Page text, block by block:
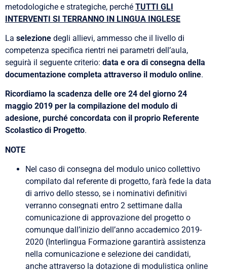
metodologiche e strategiche, perché TUTTI GLI
INTERVENTI SI TERRANNO IN LINGUA INGLESE
La selezione degli allievi, ammesso che il livello di
competenza specifica rientri nei parametri dell’aula,
seguirà il seguente criterio: data e ora di consegna della
documentazione completa attraverso il modulo online.
Ricordiamo la scadenza delle ore 24 del giorno 24
maggio 2019 per la compilazione del modulo di
adesione, purché concordata con il proprio Referente
Scolastico di Progetto.
NOTE
Nel caso di consegna del modulo unico collettivo
compilato dal referente di progetto, farà fede la data
di arrivo dello stesso, se i nominativi definitivi
verranno consegnati entro 2 settimane dalla
comunicazione di approvazione del progetto o
comunque dall’inizio dell’anno accademico 2019-
2020 (Interlingua Formazione garantirà assistenza
nella comunicazione e selezione dei candidati,
anche attraverso la dotazione di modulistica online